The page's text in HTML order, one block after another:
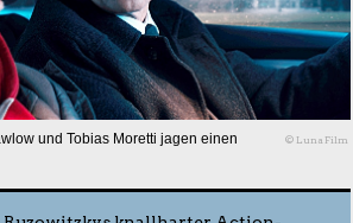
und Tobias Moretti jagen einen
© Luna Film